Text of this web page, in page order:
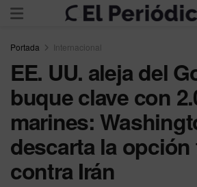
Portada Internacional
EE. UU. aleja del
buque clave con
marines:
descarta la opción
contra Irán